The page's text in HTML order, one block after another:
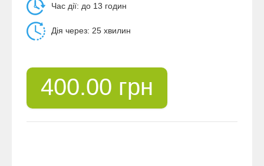
Час дії: до 13 годин
Дія через: 25 хвилин
400.00 грн